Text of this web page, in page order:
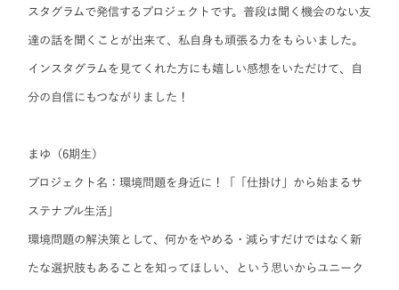
スタグラムで発信するプロジェクトです。普段は聞く機会のない友
達の話を聞くことが出来て、私自身も頑張る力をもらいました。
インスタグラムを見てくれた方にも嬉しい感想をいただけて、自
分の自信にもつながりました！
まゆ（6期生）
プロジェクト名：環境問題を身近に！ 「「仕掛け」から始まるサ
ステナブル生活」
環境問題の解決策として、何かをやめる・減らすだけではなく新
たな選択肢もあることを知ってほしい、という思いからユニーク